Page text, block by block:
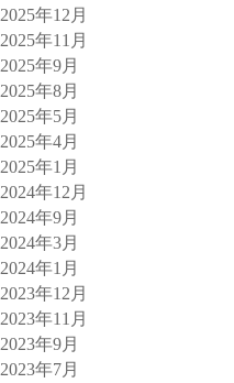
2025年12月
2025年11月
2025年9月
2025年8月
2025年5月
2025年4月
2025年1月
2024年12月
2024年9月
2024年3月
2024年1月
2023年12月
2023年11月
2023年9月
2023年7月